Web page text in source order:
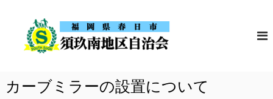
へ
区
自
の
須
カーブミラーの設置について